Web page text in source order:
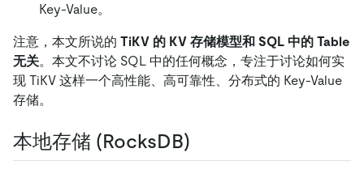
Key-Value。
注意，本文所说的 TiKV 的 KV 存储模型和 SQL 中的 Table
无关。本文不讨论 SQL 中的任何概念，专注于讨论如何实
现 TiKV 这样一个高性能、高可靠性、分布式的 Key-Value
存储。
本地存储 (RocksDB)